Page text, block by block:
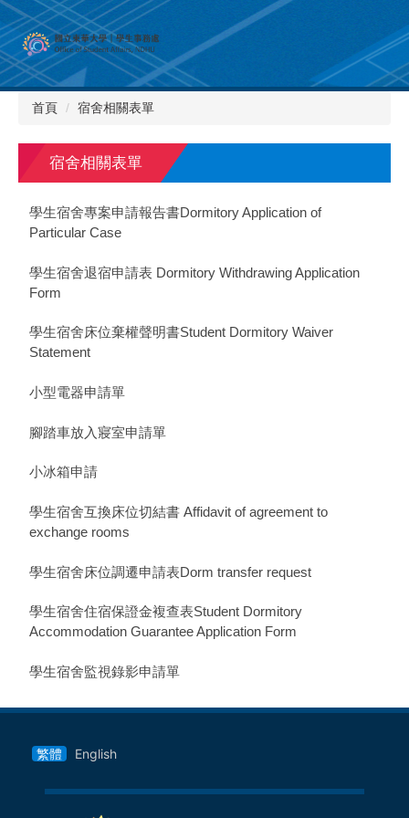
跳
到
主
要
內
首頁 宿舍相關表單
宿舍相關表單
學生宿舍專案申請報告書Dormitory Application of
Particular Case
學生宿舍退宿申請表 Dormitory Withdrawing Application
Form
學生宿舍床位棄權聲明書Student Dormitory Waiver
Statement
小型電器申請單
腳踏車放入寢室申請單
小冰箱申請
學生宿舍互換床位切結書 Affidavit of agreement to
exchange rooms
學生宿舍床位調遷申請表Dorm transfer request
學生宿舍住宿保證金複查表Student Dormitory
Accommodation Guarantee Application Form
學生宿舍監視錄影申請單
繁體 English